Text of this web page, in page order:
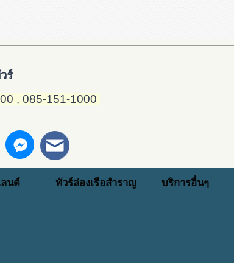
ร์
, 085-151-1000
ลนด์ ทัวร์ล่องเรือสำราญ บริการอื่นๆ